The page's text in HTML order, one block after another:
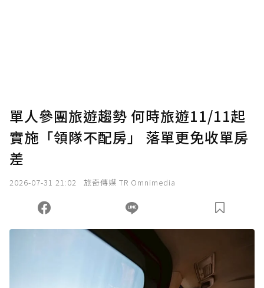
確認送出
您當前剩餘 U 利點數：0點；前往 購買點數
單人參團旅遊趨勢 何時旅遊11/11起
實施「領隊不配房」 落單更免收單房
差
2026-07-31 21:02 旅奇傳媒 TR Omnimedia